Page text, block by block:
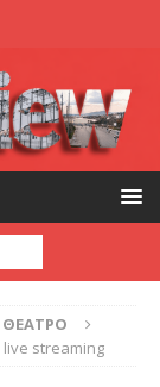
ΘΕΑΤΡΟ
live streaming